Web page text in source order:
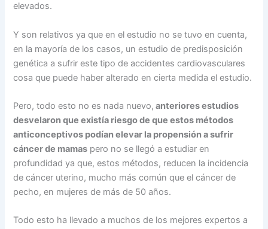
elevados.
Y son relativos ya que en el estudio no se tuvo en cuenta,
en la mayoría de los casos, un estudio de predisposición
genética a sufrir este tipo de accidentes cardiovasculares
cosa que puede haber alterado en cierta medida el estudio.
Pero, todo esto no es nada nuevo, anteriores estudios
desvelaron que existía riesgo de que estos métodos
anticonceptivos podían elevar la propensión a sufrir
cáncer de mamas pero no se llegó a estudiar en
profundidad ya que, estos métodos, reducen la incidencia
de cáncer uterino, mucho más común que el cáncer de
pecho, en mujeres de más de 50 años.
Todo esto ha llevado a muchos de los mejores expertos a